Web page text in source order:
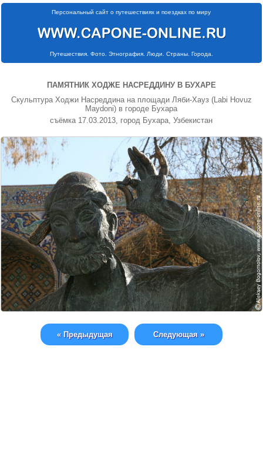
Персональный сайт о путешествиях и поездках по миру
Путешествия. Фото. Этнография. Люди. Страны. Города.
ПАМЯТНИК ХОДЖЕ НАСРЕДДИНУ В БУХАРЕ
Скульптура Ходжи Насреддина на площади Ляби-Хауз (Labi Hovuz
Maydoni) в городе Бухара
съёмка 17.03.2013, город Бухара, Узбекистан
« Предыдущая Следующая »